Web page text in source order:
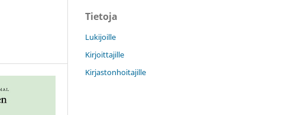
Tietoja
Lukijoille
Kirjoittajille
Kirjastonhoitajille